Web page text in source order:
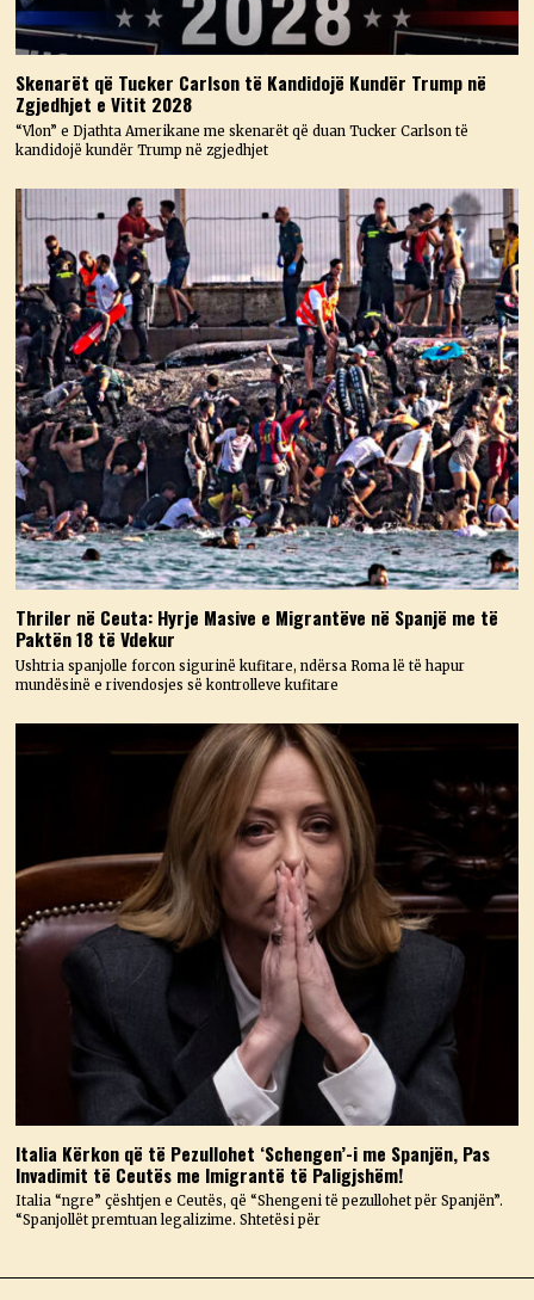
Skenarët që Tucker Carlson të Kandidojë Kundër Trump në
Zgjedhjet e Vitit 2028
“Vlon” e Djathta Amerikane me skenarët që duan Tucker Carlson të
kandidojë kundër Trump në zgjedhjet
Thriler në Ceuta: Hyrje Masive e Migrantëve në Spanjë me të
Paktën 18 të Vdekur
Ushtria spanjolle forcon sigurinë kufitare, ndërsa Roma lë të hapur
mundësinë e rivendosjes së kontrolleve kufitare
Italia Kërkon që të Pezullohet ‘Schengen’-i me Spanjën, Pas
Invadimit të Ceutës me Imigrantë të Paligjshëm!
Italia “ngre” çështjen e Ceutës, që “Shengeni të pezullohet për Spanjën”.
“Spanjollët premtuan legalizime. Shtetësi për